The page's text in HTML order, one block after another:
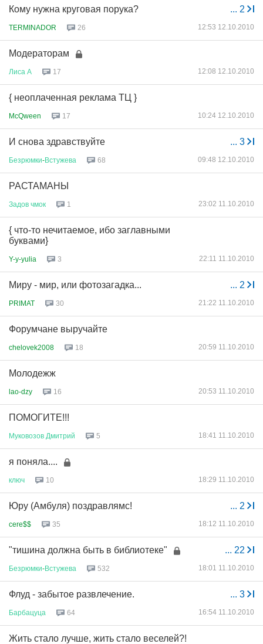
... 2
Кому нужна круговая порука?
TERMINADOR 26 12:53 12.10.2010
Модераторам
Лиса А 17 12:08 12.10.2010
{ неоплаченная реклама ТЦ }
McQween 17 10:24 12.10.2010
... 3
И снова здравствуйте
Безрюмки-Встужева 68 09:48 12.10.2010
РАСТАМАНЫ
Задов чмок 1 23:02 11.10.2010
{ что-то нечитаемое, ибо заглавными
буквами}
Y-y-yulia 3 22:11 11.10.2010
... 2
Миру - мир, или фотозагадка...
PRIMAT 30 21:22 11.10.2010
Форумчане выручайте
chelovek2008 18 20:59 11.10.2010
Молодежж
lao-dzy 16 20:53 11.10.2010
ПОМОГИТЕ!!!
Муковозов Дмитрий 5 18:41 11.10.2010
я поняла....
ключ 10 18:29 11.10.2010
... 2
Юру (Амбуля) поздравлямс!
cere$$ 35 18:12 11.10.2010
... 22
"тишина должна быть в библиотеке"
Безрюмки-Встужева 532 18:01 11.10.2010
... 3
Флуд - забытое развлечение.
Барбацуца 64 16:54 11.10.2010
Жить стало лучше, жить стало веселей?!